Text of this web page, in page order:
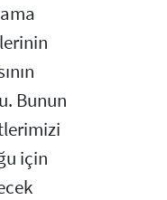
Bunun
için